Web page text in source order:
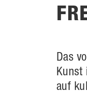
Das
Kunst
auf